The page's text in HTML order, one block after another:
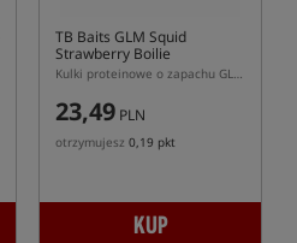
TB Baits GLM Squid
Strawberry Boilie
Kulki proteinowe o zapachu GLM, truskawka i kałamarnica
23,49 PLN
otrzymujesz 0,19 pkt
KUP